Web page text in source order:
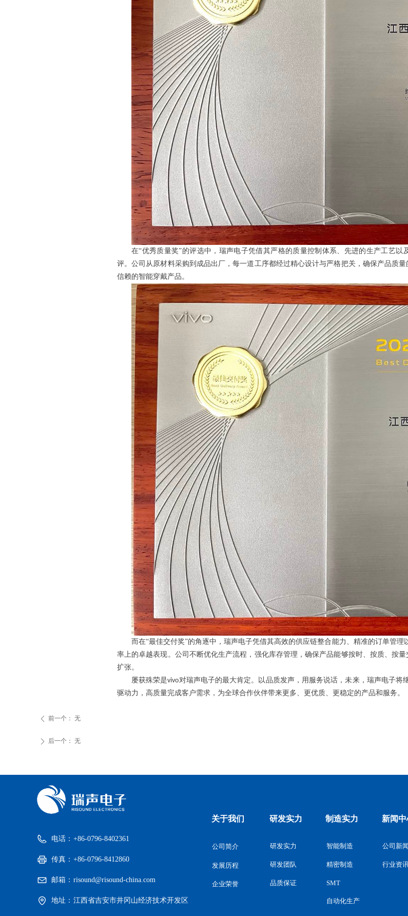
在“优秀质量奖”的评选中， 瑞声电子凭借其严格的质量控制体系、先进的生产工艺以
评。公司从原材料采购到成品出厂 ，每一道工序都经过精心设计与严格把关，确保产品质
信赖的智能穿戴产品。
而在“最佳交付奖”的角逐中，瑞声电子凭借其高效的供应链整合能力、精准的订单管理
率上的卓越表现。公司不断优化生产流程，强化库存管理，确保产品能够按时、按质、按
扩张。
屡获殊荣是vivo对瑞声电子的最大肯定。以品质发声，用服务说话，未来，瑞声电子
驱动力，高质量完成客户需求，为全球合作伙伴带来更多、更优质、更稳定的产品和服务。
ꄴ 前一个： 无
ꄲ 后一个： 无
电话： +86-0796-8402361
传真： +86-0796-8412860
邮箱： risound@risound-china.com
地址： 江西省吉安市井冈山经济技术开发区
公司简介
发展历程
企业荣誉
关于我们 研发实力
研发实力
研发团队
品质保证
公司新闻
行业资
新闻
制造实力
智能制造
精密制造
SMT
自动化生产